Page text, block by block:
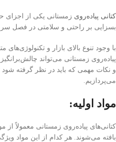
کتانی پیاده‌روی زمستانی یکی از اجزای
بسزایی بر راحتی و سلامتی در فصل
با وجود تنوع بالای بازار و تکنولوژی‌های
پیاده‌روی زمستانی می‌تواند
و نکات مهمی که باید در نظر گرفته شود
می‌پردازیم.
مواد اولیه:
کتانی‌های پیاده‌روی زمستانی معمولاً از
بافته می‌شوند. هر کدام از این مواد